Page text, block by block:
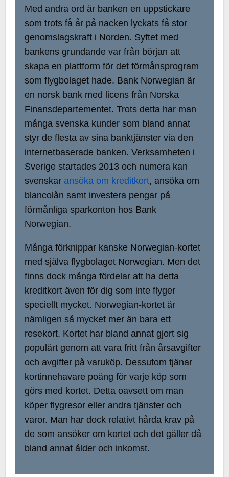
Med andra ord är banken en uppstickare
som trots få år på nacken lyckats få stor
genomslagskraft i Norden. Syftet med
bankens grundande var från början att
skapa en plattform för det förmånsprogram
som flygbolaget hade. Bank Norwegian är
en norsk bank med licens från Norska
Finansdepartementet. Trots detta har man
många svenska kunder som bland annat
styr de flesta av sina banktjänster via den
internetbaserade banken. Verksamheten i
Sverige startades 2013 och numera kan
svenskar ansöka om kreditkort, ansöka om
blancolån samt investera pengar på
förmånliga sparkonton hos Bank
Norwegian.
Många förknippar kanske Norwegian-kortet
med själva flygbolaget Norwegian. Men det
finns dock många fördelar att ha detta
kreditkort även för dig som inte flyger
speciellt mycket. Norwegian-kortet är
nämligen så mycket mer än bara ett
resekort. Kortet har bland annat gjort sig
populärt genom att vara fritt från årsavgifter
och avgifter på varuköp. Dessutom tjänar
kortinnehavare poäng för varje köp som
görs med kortet. Detta oavsett om man
köper flygresor eller andra tjänster och
varor. Man har dock relativt hårda krav på
de som ansöker om kortet och det gäller då
bland annat ålder och inkomst.